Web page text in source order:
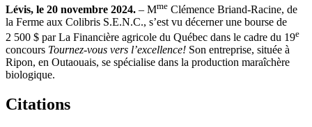
Lévis, le 20 novembre 2024. – Mme Clémence Briand-Racine, de
la Ferme aux Colibris S.E.N.C., s’est vu décerner une bourse de
2 500 $ par La Financière agricole du Québec dans le cadre du 19e
concours Tournez-vous vers l’excellence! Son entreprise, située à
Ripon, en Outaouais, se spécialise dans la production maraîchère
biologique.
Citations